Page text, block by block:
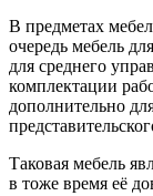
В предметах
очередь мебель
для среднего
комплектации
дополнительно
Таковая мебель
в тоже время её